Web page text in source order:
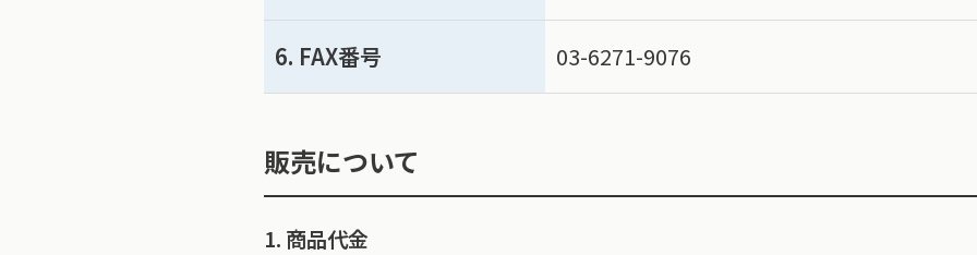
6. FAX番号 03-6271-9076
販売について
1. 商品代金